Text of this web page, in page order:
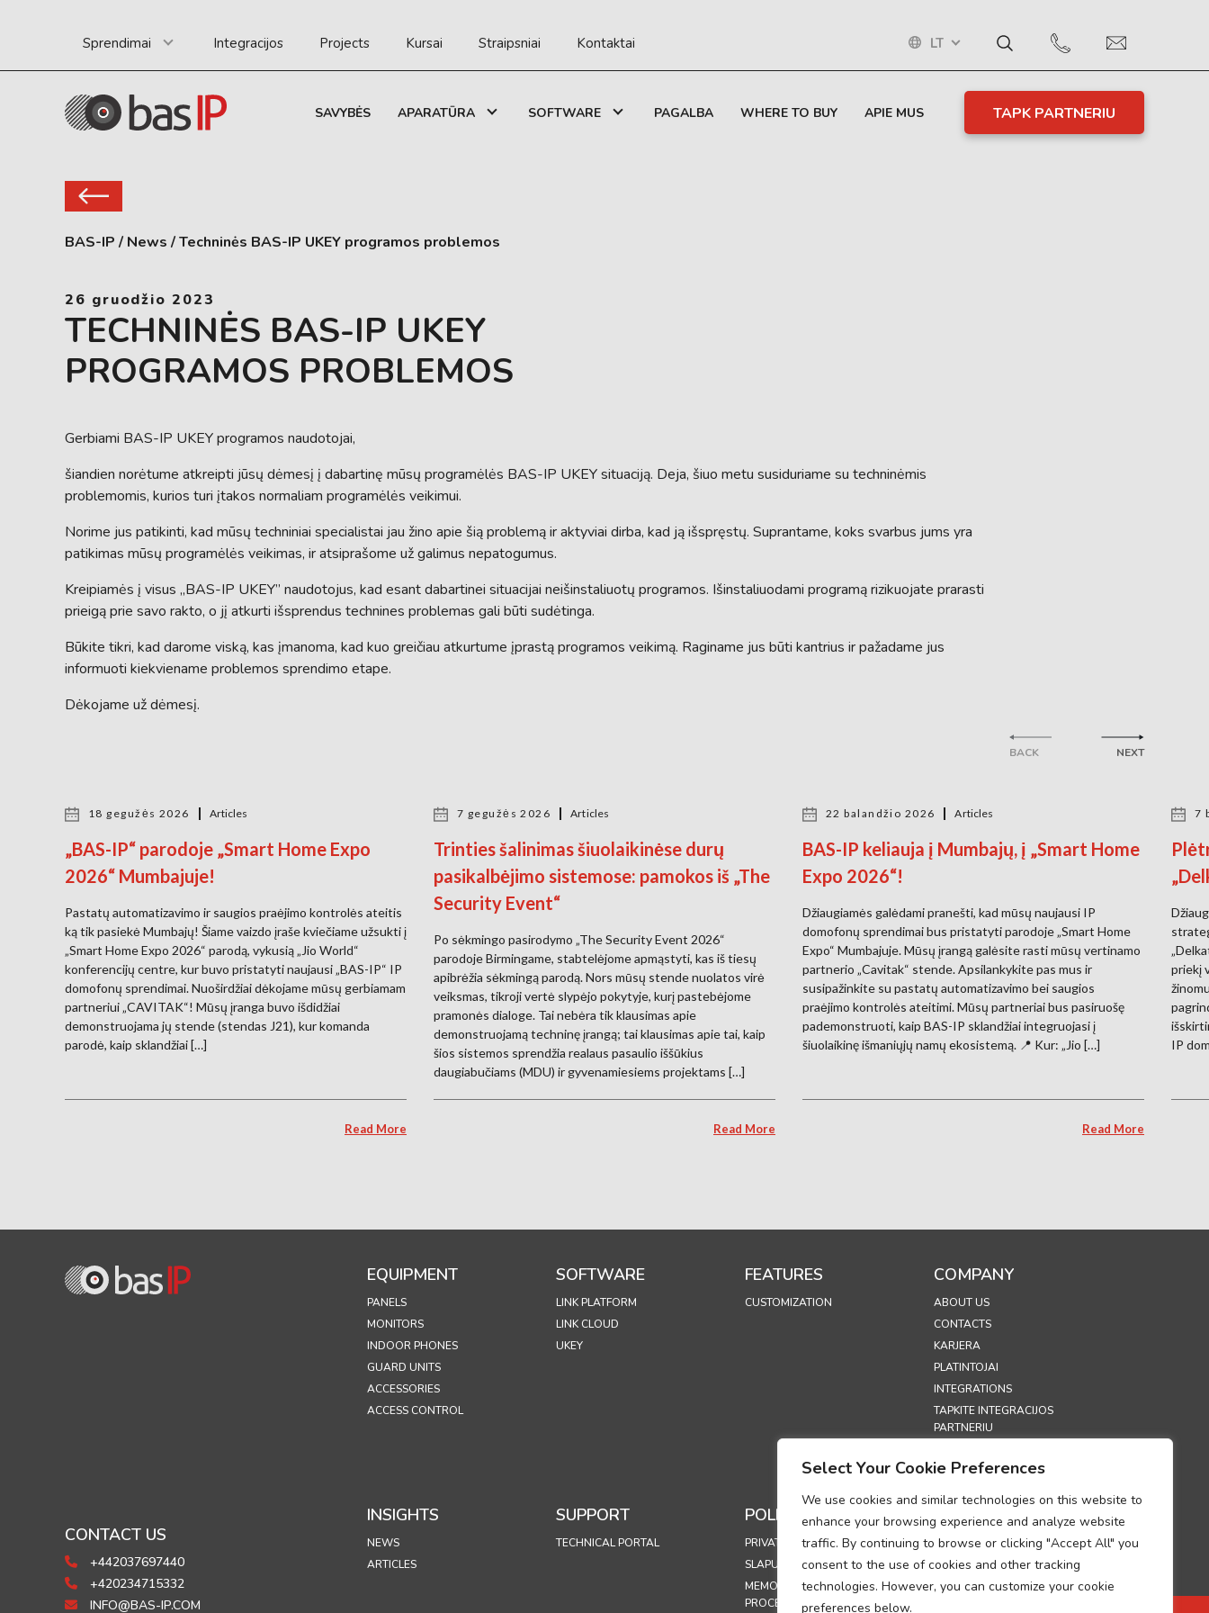
Select Your Cookie Preferences
We use cookies and similar technologies on this website to
enhance your browsing experience and analyze website
traffic. By continuing to browse or clicking "Accept All" you
consent to the use of cookies and other tracking
technologies. However, you can customize your cookie
preferences below.
Sprendimai Integracijos Projects Kursai Straipsniai Kontaktai LT
SAVYBĖS APARATŪRA SOFTWARE PAGALBA WHERE TO BUY APIE MUS TAPK PARTNERIU
BAS-IP / News /Techninės BAS-IP UKEY programos problemos
26 gruodžio 2023
TECHNINĖS BAS-IP UKEY
PROGRAMOS PROBLEMOS
Gerbiami BAS-IP UKEY programos naudotojai,
šiandien norėtume atkreipti jūsų dėmesį į dabartinę mūsų programėlės BAS-IP UKEY situaciją. Deja, šiuo metu susiduriame su techninėmis
problemomis, kurios turi įtakos normaliam programėlės veikimui.
Norime jus patikinti, kad mūsų techniniai specialistai jau žino apie šią problemą ir aktyviai dirba, kad ją išspręstų. Suprantame, koks svarbus jums yra
patikimas mūsų programėlės veikimas, ir atsiprašome už galimus nepatogumus.
Kreipiamės į visus „BAS-IP UKEY” naudotojus, kad esant dabartinei situacijai neišinstaliuotų programos. Išinstaliuodami programą rizikuojate prarasti
prieigą prie savo rakto, o jį atkurti išsprendus technines problemas gali būti sudėtinga.
Būkite tikri, kad darome viską, kas įmanoma, kad kuo greičiau atkurtume įprastą programos veikimą. Raginame jus būti kantrius ir pažadame jus
informuoti kiekviename problemos sprendimo etape.
Dėkojame už dėmesį.
BACK
18 gegužės 2026 Articles
„BAS-IP“ parodoje „Smart Home Expo
2026“ Mumbajuje!
Pastatų automatizavimo ir saugios praėjimo kontrolės ateitis
ką tik pasiekė Mumbajų! Šiame vaizdo įraše kviečiame užsukti į
„Smart Home Expo 2026“ parodą, vykusią „Jio World“
konferencijų centre, kur buvo pristatyti naujausi „BAS-IP“ IP
domofonų sprendimai. Nuoširdžiai dėkojame mūsų gerbiamam
partneriui „CAVITAK“! Mūsų įranga buvo išdidžiai
demonstruojama jų stende (stendas J21), kur komanda
parodė, kaip sklandžiai […]
Read More
7 gegužės 2026 Articles
Trinties šalinimas šiuolaikinėse durų
pasikalbėjimo sistemose: pamokos iš „The
Security Event“
Po sėkmingo pasirodymo „The Security Event 2026“
parodoje Birmingame, stabtelėjome apmąstyti, kas iš tiesų
apibrėžia sėkmingą parodą. Nors mūsų stende nuolatos virė
veiksmas, tikroji vertė slypėjo pokytyje, kurį pastebėjome
pramonės dialoge. Tai nebėra tik klausimas apie
demonstruojamą techninę įrangą; tai klausimas apie tai, kaip
šios sistemos sprendžia realaus pasaulio iššūkius
daugiabučiams (MDU) ir gyvenamiesiems projektams […]
Read More
22 balandžio 2026 Articles
BAS-IP keliauja į Mumbajų, į „Smart Home
Expo 2026“!
Džiaugiamės galėdami pranešti, kad mūsų naujausi IP
domofonų sprendimai bus pristatyti parodoje „Smart Home
Expo“ Mumbajuje. Mūsų įrangą galėsite rasti mūsų vertinamo
partnerio „Cavitak“ stende. Apsilankykite pas mus ir
susipažinkite su pastatų automatizavimo bei saugios
praėjimo kontrolės ateitimi. Mūsų partneriai bus pasiruošę
pademonstruoti, kaip BAS-IP sklandžiai integruojasi į
šiuolaikinę išmaniųjų namų ekosistemą. 📍 Kur: „Jio […]
Read More
7
priekį
IP
NEXT
CONTACT US
+442037697440
+420234715332
INFO@BAS-IP.COM
EQUIPMENT
PANELS
MONITORS
INDOOR PHONES
GUARD UNITS
ACCESSORIES
ACCESS CONTROL
SOFTWARE
LINK PLATFORM
LINK CLOUD
UKEY
FEATURES
CUSTOMIZATION
COMPANY
ABOUT US
CONTACTS
KARJERA
PLATINTOJAI
INTEGRATIONS
TAPKITE INTEGRACIJOS
PARTNERIU
SECURITY
INSIGHTS
NEWS
ARTICLES
SUPPORT
TECHNICAL PORTAL
POLICIES
PRIVATUMO POLITIKA
SLAPUKŲ POLITIKA
MEMO ON PERSONAL DATA
PROCESSING COMPLIANCE